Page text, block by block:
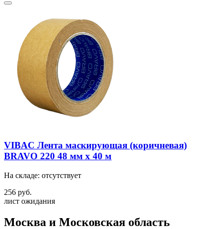
VIBAC Лента маскирующая (коричневая)
BRAVO 220 48 мм х 40 м
На складе: отсутствует
256 руб.
лист ожидания
Москва и Московская область